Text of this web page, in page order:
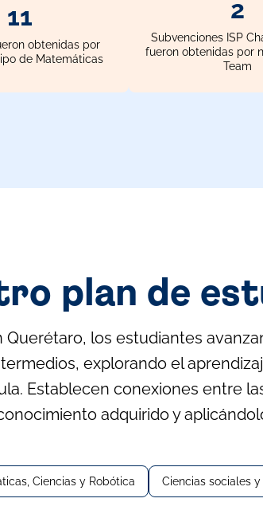
15
obtenidas por
de Matemáticas
3
Subvenciones ISP
fueron obtenidas por
Team
plan de
los estudiantes
explorando el
Establecen conexiones entre
adquirido y
Ciencias y Robótica Ciencias sociales